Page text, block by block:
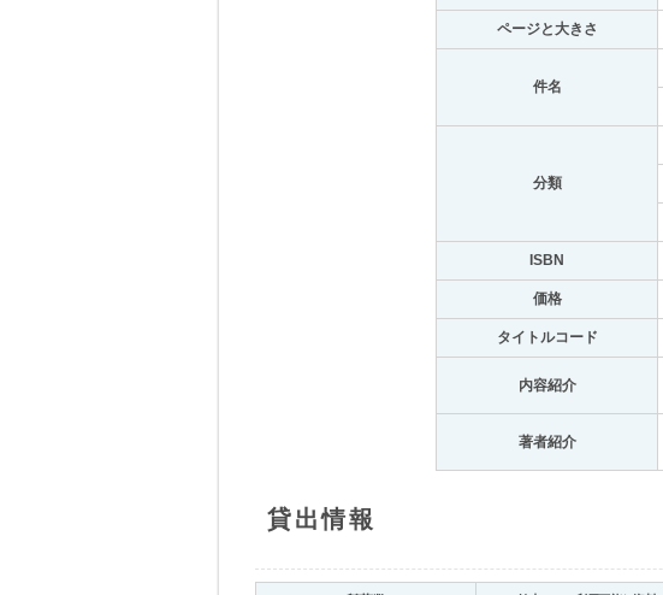
ページと大きさ
件名
分類
ISBN
価格
タイトルコード
内容紹介
著者紹介
貸出情報